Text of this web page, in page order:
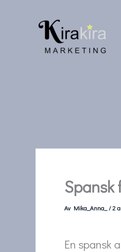
Spansk
Av Mika_Anna_ /2
En spansk